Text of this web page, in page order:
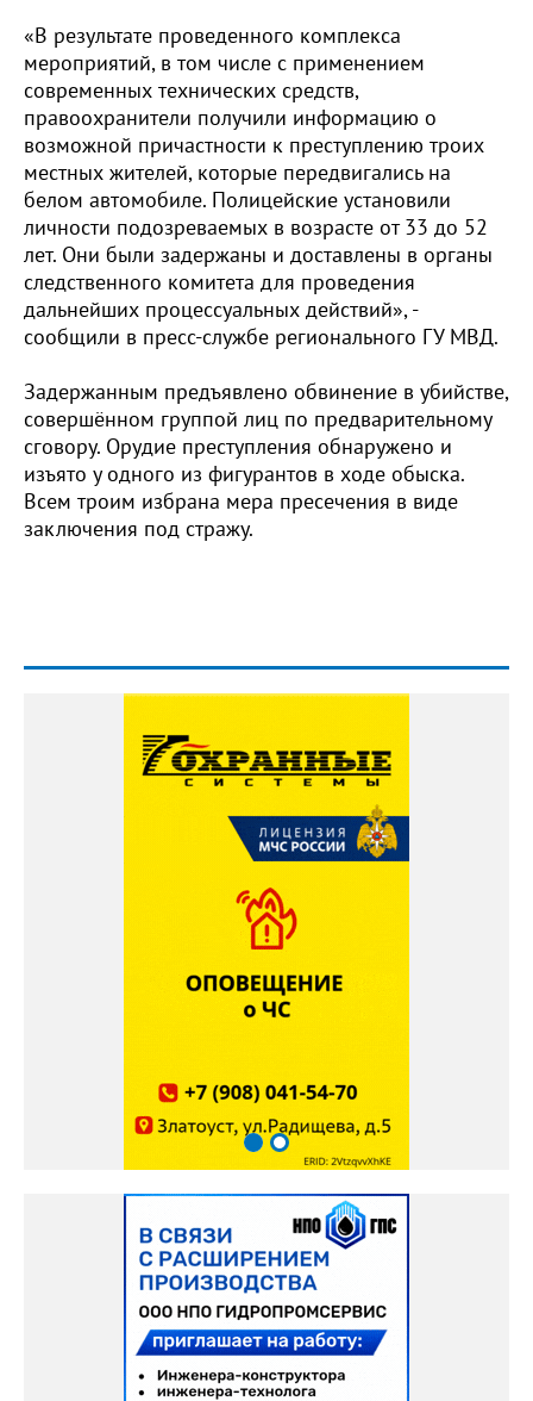
«В результате проведенного комплекса
мероприятий, в том числе с применением
современных технических средств,
правоохранители получили информацию о
возможной причастности к преступлению троих
местных жителей, которые передвигались на
белом автомобиле. Полицейские установили
личности подозреваемых в возрасте от 33 до 52
лет. Они были задержаны и доставлены в органы
следственного комитета для проведения
дальнейших процессуальных действий», -
сообщили в пресс-службе регионального ГУ МВД.
Задержанным предъявлено обвинение в убийстве,
совершённом группой лиц по предварительному
сговору. Орудие преступления обнаружено и
изъято у одного из фигурантов в ходе обыска.
Всем троим избрана мера пресечения в виде
заключения под стражу.